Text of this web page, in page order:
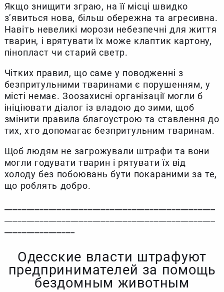
Якщо знищити зграю, на її місці швидко
з’явиться нова, більш обережна та агресивна.
Навіть невеликі морози небезпечні для життя
тварин, і врятувати їх може клаптик картону,
пінопласт чи старий светр.
Чітких правил, що саме у поводженні з
безпритульними тваринами є порушенням, у
місті немає. Зоозахисні організації могли б
ініціювати діалог із владою до зими, щоб
змінити правила благоустрою та ставлення до
тих, хто допомагає безпритульним тваринам.
Щоб людям не загрожували штрафи та вони
могли годувати тварин і рятувати їх від
холоду без побоювань бути покараними за те,
що роблять добро.
Одесские власти штрафуют
предпринимателей за помощь
бездомным животным